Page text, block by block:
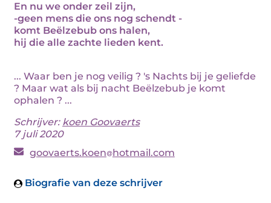
En nu we onder zeil zijn,
-geen mens die ons nog schendt -
komt Beëlzebub ons halen,
hij die alle zachte lieden kent.
... Waar ben je nog veilig ? 's Nachts bij je geliefde
? Maar wat als bij nacht Beëlzebub je komt
ophalen ? ...
Schrijver: koen Goovaerts
7 juli 2020
goovaerts.koen hotmail.com
Biografie van deze schrijver